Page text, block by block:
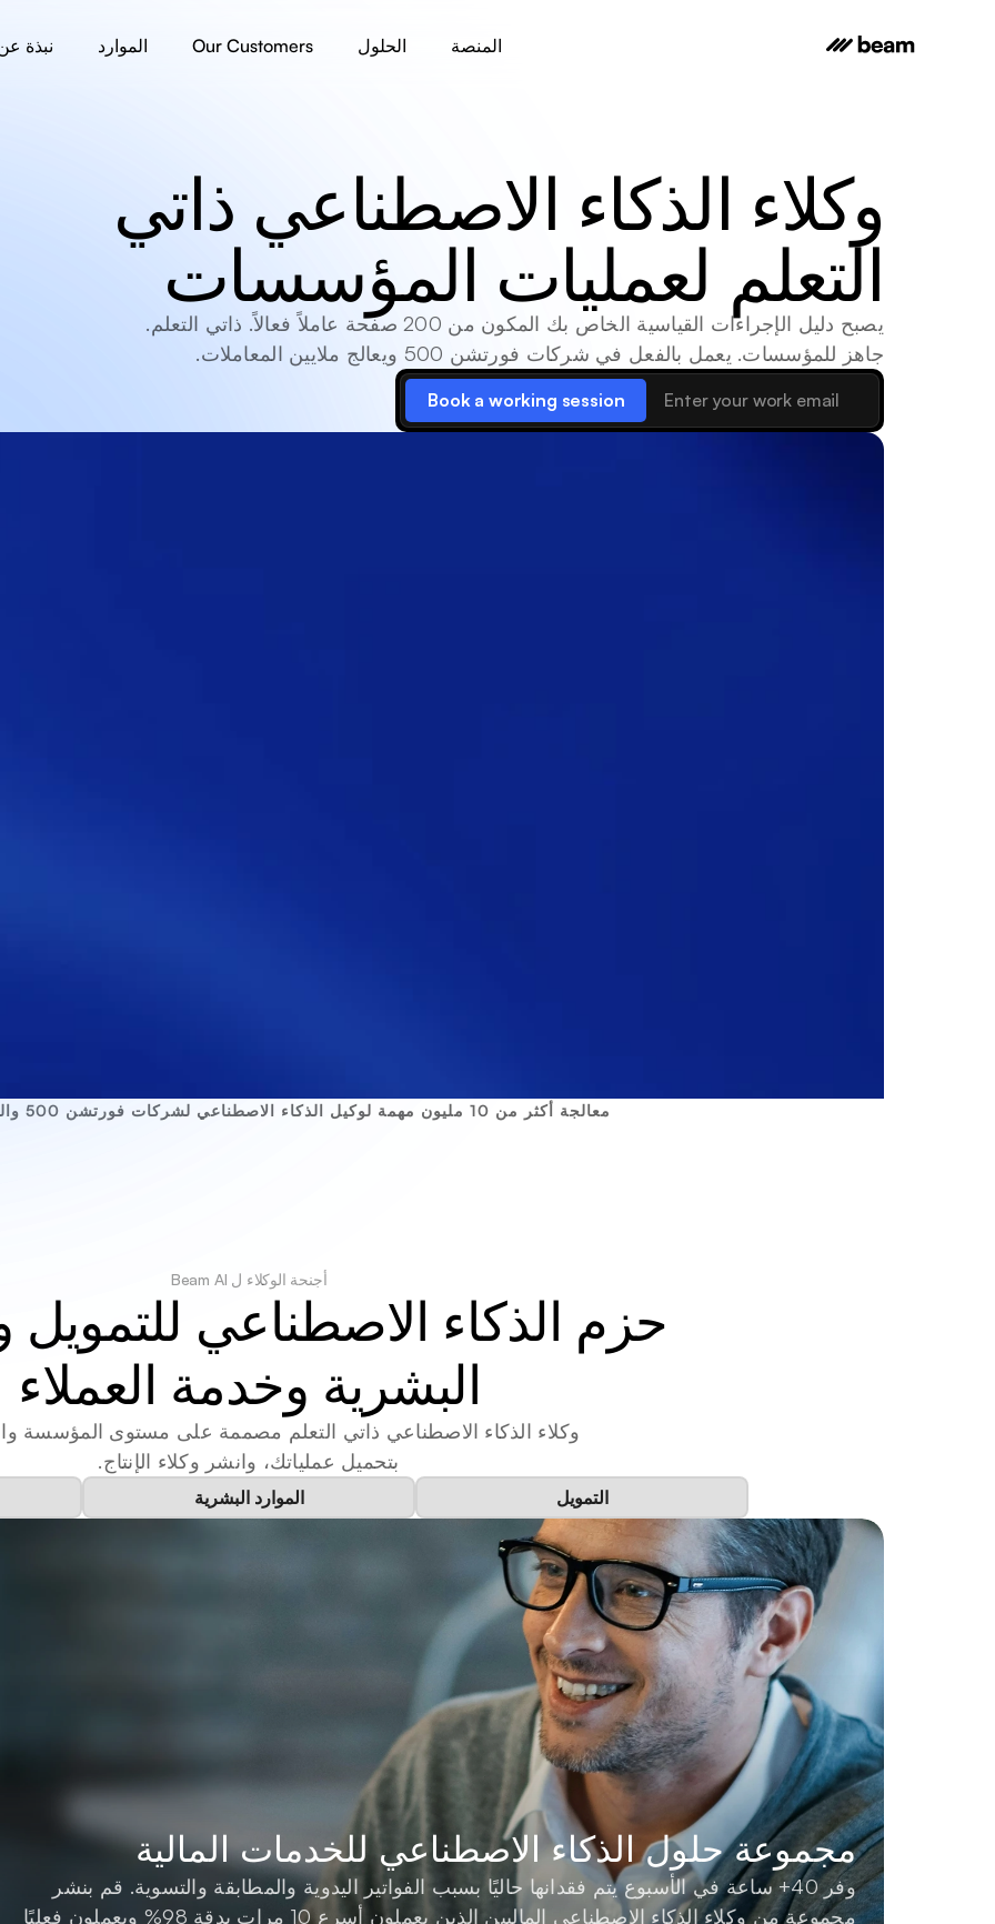
المنصة الحلول Our Customers الموارد نبذة
التعلم لعمليات المؤسسات
جاهز للمؤسسات. يعمل بالفعل في شركات فورتشن 500 ويعالج ملايين المعاملات.
Book a working session
معالجة أكثر من 10 مليون مهمة لوكيل الذكاء الاصطناعي لشركات فورتشن 500 والشركات الناشئة
أجنحة الوكلاء ل Beam AI
البشرية وخدمة العملاء
بتحميل عملياتك، وانشر وكلاء الإنتاج.
التمويل الموارد البشرية
مجموعة حلول الذكاء الاصطناعي للخدمات المالية